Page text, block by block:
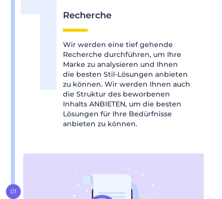
Recherche
Wir werden eine tief gehende
Recherche durchführen, um Ihre
Marke zu analysieren und Ihnen
die besten Stil-Lösungen anbieten
zu können. Wir werden Ihnen auch
die Struktur des beworbenen
Inhalts ANBIETEN, um die besten
Lösungen für Ihre Bedürfnisse
anbieten zu können.